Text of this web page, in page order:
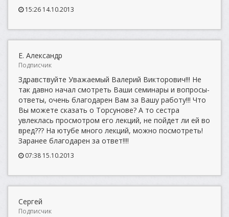
15:26 14.10.2013
Е. Александр
Подписчик
Здравствуйте Уважаемый Валерий Викторович!!! Не
так давно начал смотреть Ваши семинары и вопросы-
ответы, очень благодарен Вам за Вашу работу!!! Что
Вы можете сказать о Торсунове? А то сестра
увлеклась просмотром его лекций, не пойдет ли ей во
вред??? На ютубе много лекций, можно посмотреть!
Заранее благодарен за ответ!!!!
07:38 15.10.2013
Сергей
Подписчик